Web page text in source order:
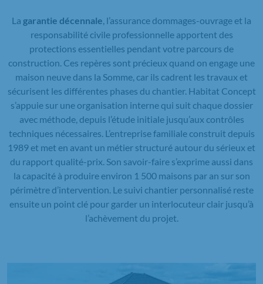
La garantie décennale, l’assurance dommages-ouvrage et la
responsabilité civile professionnelle apportent des
protections essentielles pendant votre parcours de
construction. Ces repères sont précieux quand on engage une
maison neuve dans la Somme, car ils cadrent les travaux et
sécurisent les différentes phases du chantier. Habitat Concept
s’appuie sur une organisation interne qui suit chaque dossier
avec méthode, depuis l’étude initiale jusqu’aux contrôles
techniques nécessaires. L’entreprise familiale construit depuis
1989 et met en avant un métier structuré autour du sérieux et
du rapport qualité-prix. Son savoir-faire s’exprime aussi dans
la capacité à produire environ 1 500 maisons par an sur son
périmètre d’intervention. Le suivi chantier personnalisé reste
ensuite un point clé pour garder un interlocuteur clair jusqu’à
l’achèvement du projet.